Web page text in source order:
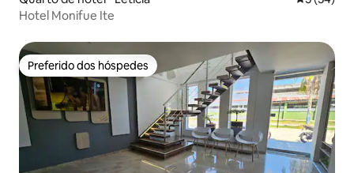
Hotel Monifue Ite
Preferido dos hóspedes
Preferido dos hóspedes